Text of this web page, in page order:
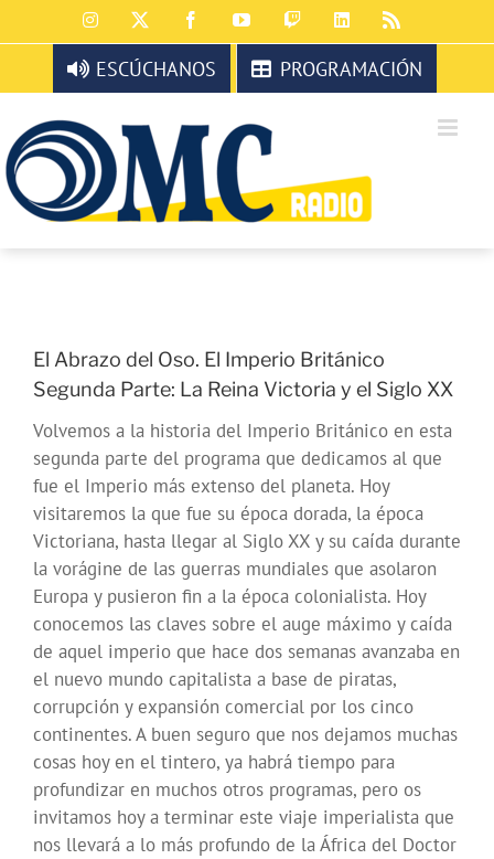
al
contenido
Instagram FacebookYouTubeTwitchLinkedIn
ESCÚCHANOS PROGRAMACIÓN
El Abrazo del Oso. El Imperio Británico
Segunda Parte: La Reina Victoria y el Siglo XX
Volvemos a la historia del Imperio Británico en esta
segunda parte del programa que dedicamos al que
fue el Imperio más extenso del planeta. Hoy
visitaremos la que fue su época dorada, la época
Victoriana, hasta llegar al Siglo XX y su caída durante
la vorágine de las guerras mundiales que asolaron
Europa y pusieron fin a la época colonialista. Hoy
conocemos las claves sobre el auge máximo y caída
de aquel imperio que hace dos semanas avanzaba en
el nuevo mundo capitalista a base de piratas,
corrupción y expansión comercial por los cinco
continentes. A buen seguro que nos dejamos muchas
cosas hoy en el tintero, ya habrá tiempo para
profundizar en muchos otros programas, pero os
invitamos hoy a terminar este viaje imperialista que
nos llevará a lo más profundo de la África del Doctor